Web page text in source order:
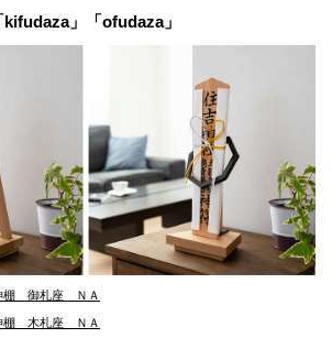
」「ofudaza」
棚 御札座 ＮＡ
棚 木札座 ＮＡ